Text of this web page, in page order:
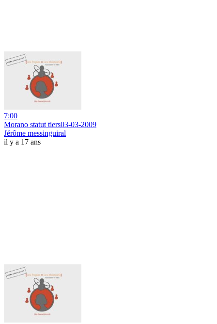
7:00
Morano statut tiers03-03-2009
Jérôme messinguiral
il y a 17 ans